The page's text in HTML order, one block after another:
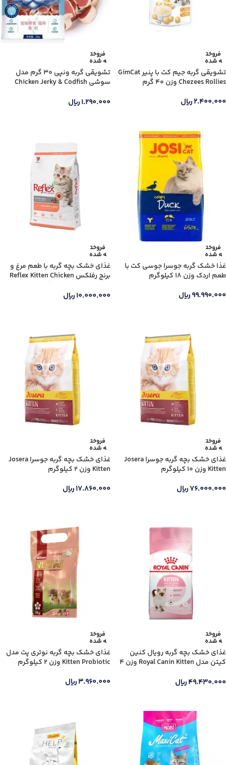
فروخت
ه شده
تشویقی گربه جیم کت با پنیر GimCat
Chezees Rollies وزن 40 گرم
۲.۴۰۰.۰۰۰ریال
فروخت
ه شده
تشویقی گربه ونپی 30 گرم مدل
سوشی Chicken Jerky & Codfish
۱.۲۹۰.۰۰۰ریال
فروخت
ه شده
غذا خشک گربه جوسرا جوسی کت با
طعم اردک وزن 18 کیلوگرم
۹۹.۹۹۰.۰۰۰ریال
فروخت
ه شده
غذای خشک بچه گربه با طعم مرغ و
برنج رفلکس Reflex Kitten Chicken
۱۰.۰۰۰.۰۰۰ریال
فروخت
ه شده
غذای خشک بچه گربه جوسرا Josera
Kitten وزن 10 کیلوگرم
۷۶.۰۰۰.۰۰۰ریال
فروخت
ه شده
غذای خشک بچه گربه جوسرا Josera
Kitten وزن 2 کیلوگرم
۱۷.۸۶۰.۰۰۰ریال
فروخت
ه شده
غذای خشک بچه گربه رویال کنین
کیتن مدل Royal Canin Kitten وزن 4
۴۹.۴۳۰.۰۰۰ریال
فروخت
ه شده
غذای خشک بچه گربه نوتری پت مدل
Kitten Probiotic وزن 2 کیلوگرم
۳.۹۶۰.۰۰۰ریال